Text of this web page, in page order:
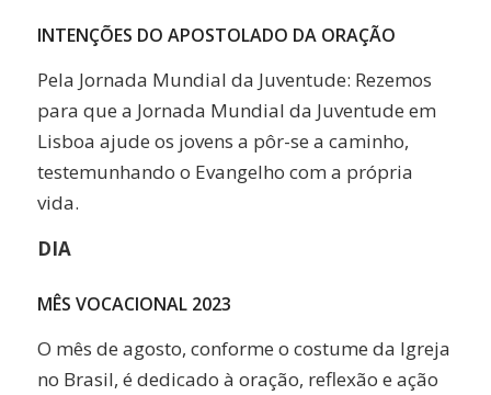
INTENÇÕES DO APOSTOLADO DA ORAÇÃO
Pela Jornada Mundial da Juventude: Rezemos
para que a Jornada Mundial da Juventude em
Lisboa ajude os jovens a pôr-se a caminho,
testemunhando o Evangelho com a própria
vida.
DIA
MÊS VOCACIONAL 2023
O mês de agosto, conforme o costume da Igreja
no Brasil, é dedicado à oração, reflexão e ação